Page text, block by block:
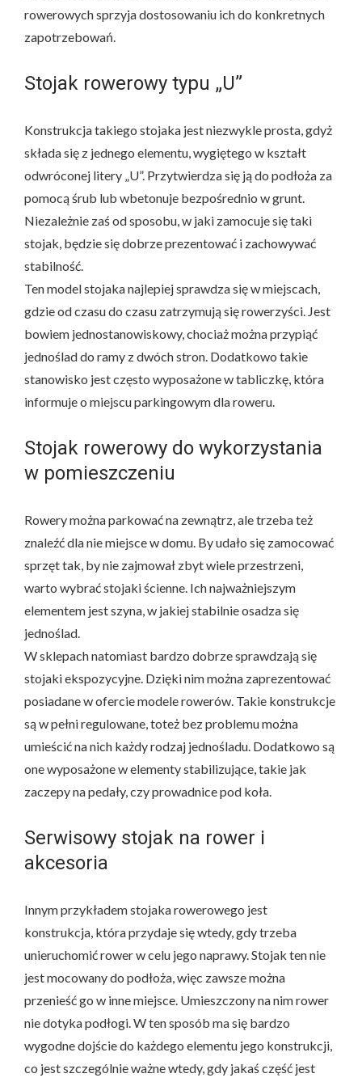
rowerowych sprzyja dostosowaniu ich do konkretnych
zapotrzebowań.
Stojak rowerowy typu „U”
Konstrukcja takiego stojaka jest niezwykle prosta, gdyż
składa się z jednego elementu, wygiętego w kształt
odwróconej litery „U”. Przytwierdza się ją do podłoża za
pomocą śrub lub wbetonuje bezpośrednio w grunt.
Niezależnie zaś od sposobu, w jaki zamocuje się taki
stojak, będzie się dobrze prezentować i zachowywać
stabilność.
Ten model stojaka najlepiej sprawdza się w miejscach,
gdzie od czasu do czasu zatrzymują się rowerzyści. Jest
bowiem jednostanowiskowy, chociaż można przypiąć
jednoślad do ramy z dwóch stron. Dodatkowo takie
stanowisko jest często wyposażone w tabliczkę, która
informuje o miejscu parkingowym dla roweru.
Stojak rowerowy do wykorzystania
w pomieszczeniu
Rowery można parkować na zewnątrz, ale trzeba też
znaleźć dla nie miejsce w domu. By udało się zamocować
sprzęt tak, by nie zajmował zbyt wiele przestrzeni,
warto wybrać stojaki ścienne. Ich najważniejszym
elementem jest szyna, w jakiej stabilnie osadza się
jednoślad.
W sklepach natomiast bardzo dobrze sprawdzają się
stojaki ekspozycyjne. Dzięki nim można zaprezentować
posiadane w ofercie modele rowerów. Takie konstrukcje
są w pełni regulowane, toteż bez problemu można
umieścić na nich każdy rodzaj jednośladu. Dodatkowo są
one wyposażone w elementy stabilizujące, takie jak
zaczepy na pedały, czy prowadnice pod koła.
Serwisowy stojak na rower i
akcesoria
Innym przykładem stojaka rowerowego jest
konstrukcja, która przydaje się wtedy, gdy trzeba
unieruchomić rower w celu jego naprawy. Stojak ten nie
jest mocowany do podłoża, więc zawsze można
przenieść go w inne miejsce. Umieszczony na nim rower
nie dotyka podłogi. W ten sposób ma się bardzo
wygodne dojście do każdego elementu jego konstrukcji,
co jest szczególnie ważne wtedy, gdy jakaś część jest